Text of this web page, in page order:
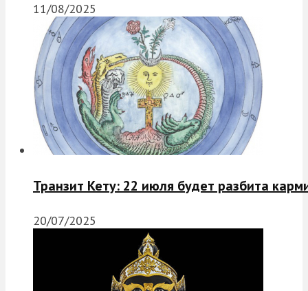
11/08/2025
Транзит Кету: 22 июля будет разбита
20/07/2025